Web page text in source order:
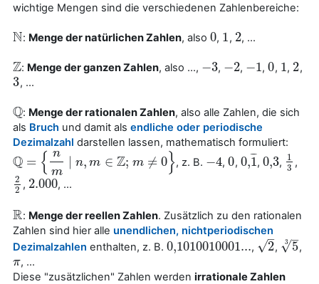
wichtige Mengen sind die verschiedenen Zahlenbereiche:
N
N : Menge der natürlichen Zahlen, also 0
0, 1
1 , 2
2, ...
Z
Z: Menge der ganzen Zahlen, also ..., −3
−3 , −2
−2 , −1
−1 ,0
0, 1
1, 2
2,
3
3, ...
Q
Q : Menge der rationalen Zahlen, also alle Zahlen, die sich
als Bruch und damit als endliche oder periodische
Dezimalzahl darstellen lassen, mathematisch formuliert:
Q = { n
m
| n, m ∈ Z; m ≠ 0}
Q={n m |n,m ∈Z;m≠0 , z. B. −4
−4 ,0
0, 0,1
¯¯
¯
0,1¯, 0,3
0,3, 1
3
13,
2
2
22, 2.000
2.000, ...
R
R : Menge der reellen Zahlen. Zusätzlich zu den rationalen
Zahlen sind hier alle unendlichen, nichtperiodischen
Dezimalzahlen enthalten, z. B. 0,1010010001...
0,1010010001... , 2
–
√
2 , 5
–
√
3
53 ,
π
π, ...
Diese "zusätzlichen" Zahlen werden irrationale Zahlen